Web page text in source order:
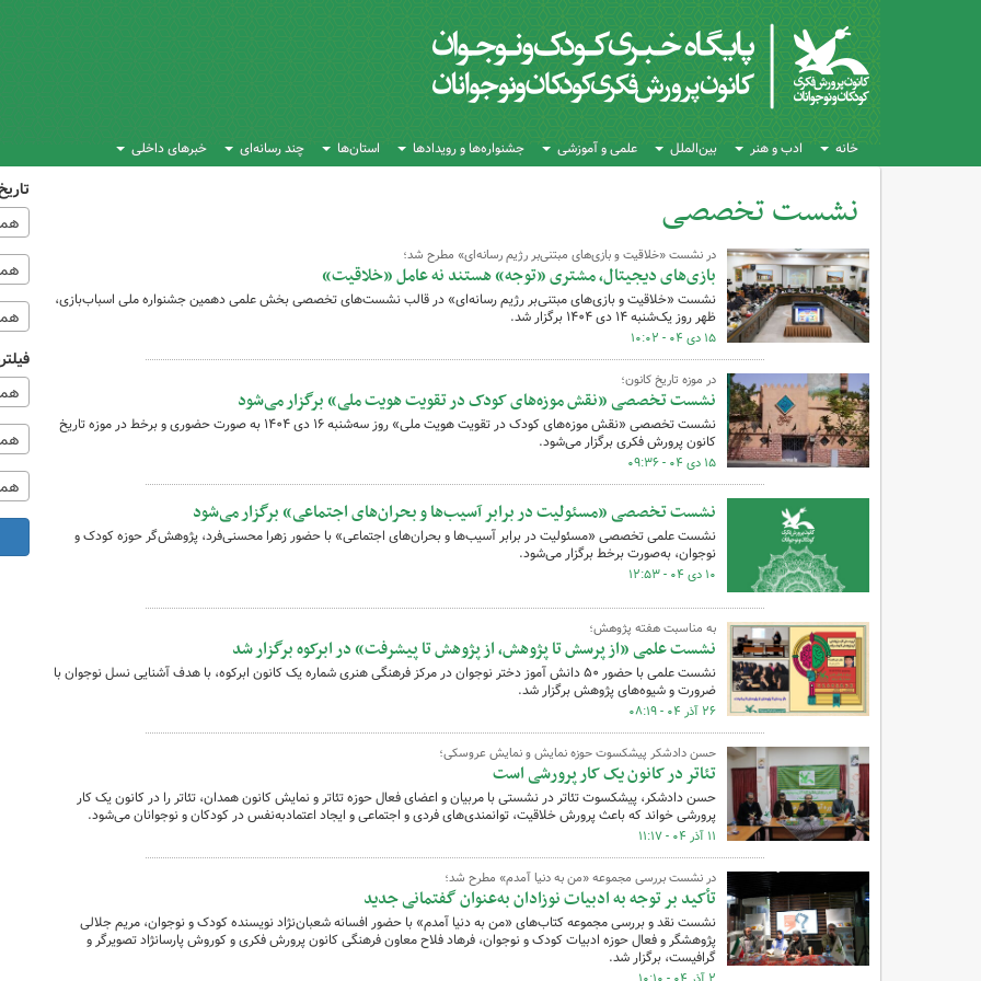
خانه ادب و هنر بین‌الملل علمی و آموزشی جشنواره‌ها و رویدادها استان‌ها چند رسانه‌ای خبرهای داخلی
نشست تخصصی
کل اخبار:182 در نشست «خلاقیت و بازی‌های مبتنی‌بر رژیم رسانه‌ای» مطرح شد؛
بازی‌های دیجیتال، مشتری «توجه» هستند نه عامل «خلاقیت»
نشست «خلاقیت و بازی‌های مبتنی‌بر رژیم رسانه‌ای» در قالب نشست‌های تخصصی بخش علمی دهمین جشنواره ملی اسباب‌بازی،
ظهر روز یک‌شنبه ١۴ دی ١۴٠۴ برگزار شد.
۱۵ دی ۰۴ - ۱۰:۰۲
در موزه تاریخ کانون؛
نشست تخصصی «نقش موزه‌های کودک در تقویت هویت ملی» برگزار می‌شود
نشست تخصصی «نقش موزه‌های کودک در تقویت هویت ملی» روز سه‌شنبه ۱۶ دی ۱۴۰۴ به صورت حضوری و برخط در موزه تاریخ
کانون پرورش فکری برگزار می‌شود.
۱۵ دی ۰۴ - ۰۹:۳۶
نشست تخصصی «مسئولیت در برابر آسیب‌ها و بحران‌های اجتماعی» برگزار می‌شود
نشست علمی تخصصی «مسئولیت در برابر آسیب‌ها و بحران‌های اجتماعی» با حضور زهرا محسنی‌فرد، پژوهش‌گر حوزه کودک و
نوجوان، به‌صورت برخط برگزار می‌شود.
۱۰ دی ۰۴ - ۱۲:۵۳
به مناسبت هفته پژوهش؛
نشست علمی «از پرسش تا پژوهش، از پژوهش تا پیشرفت» در ابرکوه برگزار شد
نشست علمی با حضور ۵۰ دانش‌ آموز دختر نوجوان در مرکز فرهنگی هنری شماره یک کانون ابرکوه، با هدف آشنایی نسل نوجوان با
ضرورت و شیوه‌های پژوهش برگزار شد.
۲۶ آذر ۰۴ - ۰۸:۱۹
حسن دادشکر پیشکسوت حوزه نمایش و نمایش عروسکی؛
تئاتر در کانون یک کار پرورشی است
حسن دادشکر، پیشکسوت تئاتر در نشستی با مربیان و اعضای فعال حوزه تئاتر و نمایش کانون همدان، تئاتر را در کانون یک کار
پرورشی خواند که باعث پرورش خلاقیت، توانمندی‌های فردی و اجتماعی و ایجاد اعتمادبه‌نفس در کودکان و نوجوانان می‌شود.
۱۱ آذر ۰۴ - ۱۱:۱۷
در نشست بررسی مجموعه «من به دنیا آمدم» مطرح شد؛
تأکید بر توجه به ادبیات نوزادان به‌عنوان گفتمانی جدید
نشست نقد و بررسی مجموعه کتاب‌های «من به دنیا آمدم» با حضور افسانه شعبان‌نژاد نویسنده کودک و نوجوان، مریم جلالی
پژوهشگر و فعال حوزه ادبیات کودک و نوجوان، فرهاد فلاح معاون فرهنگی کانون پرورش فکری و کوروش پارسانژاد تصویرگر و
گرافیست، برگزار شد.